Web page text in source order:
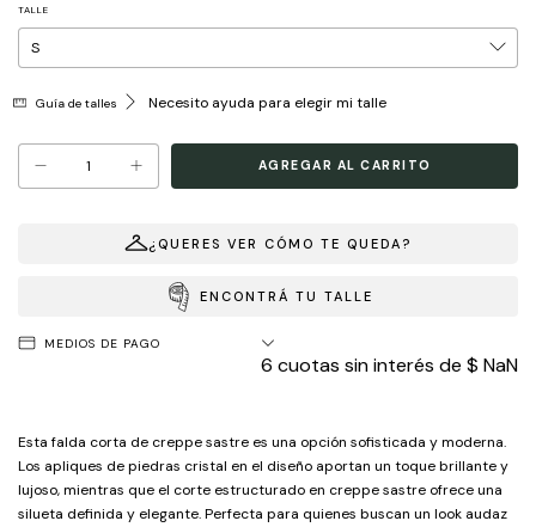
TALLE
Guía de talles Necesito ayuda para elegir mi talle
¿QUERES VER CÓMO TE QUEDA?
ENCONTRÁ TU TALLE
MEDIOS DE PAGO
6 cuotas sin interés de $ NaN
Esta falda corta de creppe sastre es una opción sofisticada y moderna.
Los apliques de piedras cristal en el diseño aportan un toque brillante y
lujoso, mientras que el corte estructurado en creppe sastre ofrece una
silueta definida y elegante. Perfecta para quienes buscan un look audaz